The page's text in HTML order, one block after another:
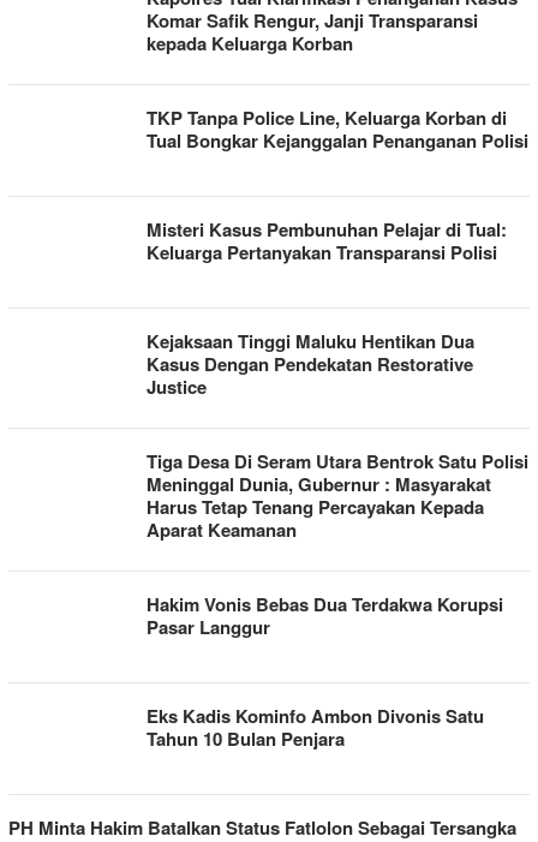
Komar Safik Rengur, Janji Transparansi
kepada Keluarga Korban
TKP Tanpa Police Line, Keluarga Korban di
Tual Bongkar Kejanggalan Penanganan Polisi
Misteri Kasus Pembunuhan Pelajar di Tual:
Keluarga Pertanyakan Transparansi Polisi
Kejaksaan Tinggi Maluku Hentikan Dua
Kasus Dengan Pendekatan Restorative
Justice
Tiga Desa Di Seram Utara Bentrok Satu Polisi
Meninggal Dunia, Gubernur : Masyarakat
Harus Tetap Tenang Percayakan Kepada
Aparat Keamanan
Hakim Vonis Bebas Dua Terdakwa Korupsi
Pasar Langgur
Eks Kadis Kominfo Ambon Divonis Satu
Tahun 10 Bulan Penjara
PH Minta Hakim Batalkan Status Fatlolon Sebagai Tersangka